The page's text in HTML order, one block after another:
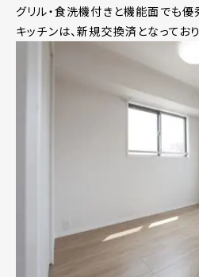
グリル・食洗機付きと機能面でも優
キッチンは、新規交換済となっており